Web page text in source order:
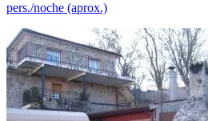
pers./noche (aprox.)